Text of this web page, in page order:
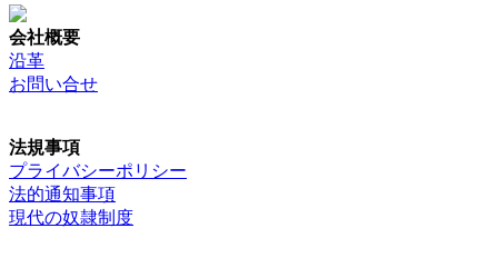
会社概要
沿革
お問い合せ
法規事項
プライバシーポリシー
法的通知事項
現代の奴隷制度